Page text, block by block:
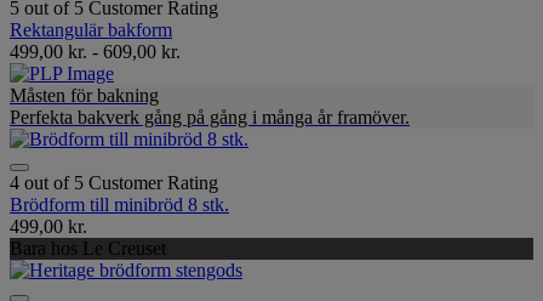
5 out of 5 Customer Rating
Rektangulär bakform
499,00 kr. - 609,00 kr.
Måsten för bakning
Perfekta bakverk gång på gång i många år framöver.
4 out of 5 Customer Rating
Brödform till minibröd 8 stk.
499,00 kr.
Bara hos Le Creuset